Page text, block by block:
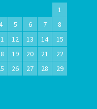
1
5 6 7
8
12 13 14
15
19 20 21
22
26 27 28
29